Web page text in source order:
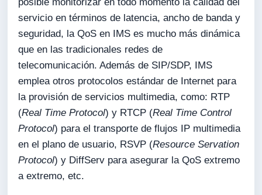
servicio en términos de latencia, ancho de banda y
seguridad, la QoS en IMS es mucho más dinámica
que en las tradicionales redes de
telecomunicación. Además de SIP/SDP, IMS
emplea otros protocolos estándar de Internet para
la provisión de servicios multimedia, como: RTP
(Real Time Protocol) y RTCP (Real Time Control
Protocol) para el transporte de flujos IP multimedia
en el plano de usuario, RSVP (Resource Servation
Protocol) y DiffServ para asegurar la QoS extremo
a extremo, etc.